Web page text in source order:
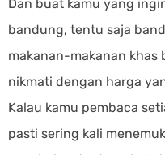
Dan buat kamu yang
bandung, tentu saja
makanan-makanan khas
nikmati dengan harga
Kalau kamu pembaca
pasti sering kali